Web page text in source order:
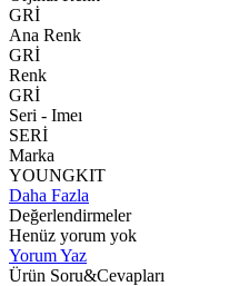
GRİ
Ana Renk
GRİ
Renk
GRİ
Seri - Imeı
SERİ
Marka
YOUNGKIT
Daha Fazla
Değerlendirmeler
Henüz yorum yok
Yorum Yaz
Ürün Soru&Cevapları